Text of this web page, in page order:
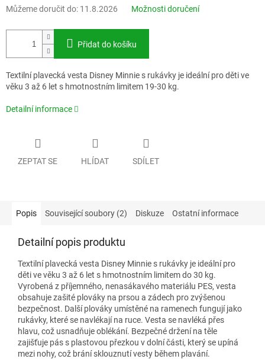
Můžeme doručit do: 11.8.2026 Možnosti doručení
Přidat do košíku
Textilní plavecká vesta Disney Minnie s rukávky je ideální pro děti ve
věku 3 až 6 let s hmotnostním limitem 19-30 kg.
Detailní informace
ZEPTAT SE HLÍDAT SDÍLET
Popis Související soubory (2) Diskuze Ostatní informace
Detailní popis produktu
Textilní plavecká vesta Disney Minnie s rukávky je ideální pro
děti ve věku 3 až 6 let s hmotnostním limitem do 30 kg.
Vyrobená z příjemného, nenasákavého materiálu PES, vesta
obsahuje zašité plováky na prsou a zádech pro zvýšenou
bezpečnost. Další plováky umístěné na ramenech fungují jako
rukávky, které se navlékají na ruce. Vesta se navléká přes
hlavu, což usnadňuje oblékání. Bezpečné držení na těle
zajišťuje pás s plastovou přezkou v dolní části, který se upíná
mezi nohy, což brání sklouznutí vesty během plavání.